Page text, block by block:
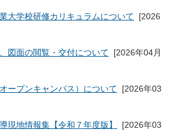
大学校研修カリキュラムについて [2026
図面の閲覧・交付について [2026年04月
ープンキャンパス）について [2026年03
現地情報集【令和７年度版】 [2026年03